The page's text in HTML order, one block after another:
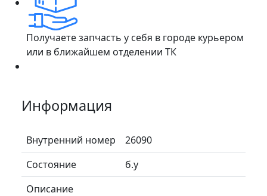
Получаете запчасть у себя в городе курьером
или в ближайшем отделении ТК
Информация
Внутренний номер
26090
Состояние
б.у
Описание